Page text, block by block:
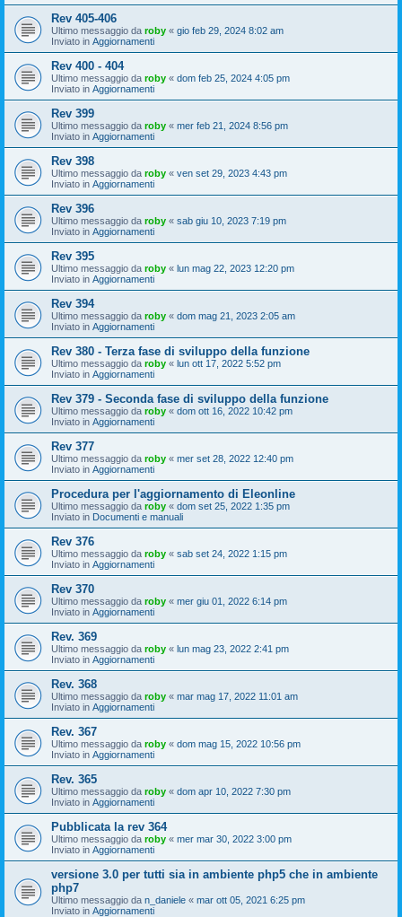
Rev 405-406
Ultimo messaggio da roby « gio feb 29, 2024 8:02 am
Inviato in Aggiornamenti
Rev 400 - 404
Ultimo messaggio da roby « dom feb 25, 2024 4:05 pm
Inviato in Aggiornamenti
Rev 399
Ultimo messaggio da roby « mer feb 21, 2024 8:56 pm
Inviato in Aggiornamenti
Rev 398
Ultimo messaggio da roby « ven set 29, 2023 4:43 pm
Inviato in Aggiornamenti
Rev 396
Ultimo messaggio da roby « sab giu 10, 2023 7:19 pm
Inviato in Aggiornamenti
Rev 395
Ultimo messaggio da roby « lun mag 22, 2023 12:20 pm
Inviato in Aggiornamenti
Rev 394
Ultimo messaggio da roby « dom mag 21, 2023 2:05 am
Inviato in Aggiornamenti
Rev 380 - Terza fase di sviluppo della funzione
Ultimo messaggio da roby « lun ott 17, 2022 5:52 pm
Inviato in Aggiornamenti
Rev 379 - Seconda fase di sviluppo della funzione
Ultimo messaggio da roby « dom ott 16, 2022 10:42 pm
Inviato in Aggiornamenti
Rev 377
Ultimo messaggio da roby « mer set 28, 2022 12:40 pm
Inviato in Aggiornamenti
Procedura per l'aggiornamento di Eleonline
Ultimo messaggio da roby « dom set 25, 2022 1:35 pm
Inviato in Documenti e manuali
Rev 376
Ultimo messaggio da roby « sab set 24, 2022 1:15 pm
Inviato in Aggiornamenti
Rev 370
Ultimo messaggio da roby « mer giu 01, 2022 6:14 pm
Inviato in Aggiornamenti
Rev. 369
Ultimo messaggio da roby « lun mag 23, 2022 2:41 pm
Inviato in Aggiornamenti
Rev. 368
Ultimo messaggio da roby « mar mag 17, 2022 11:01 am
Inviato in Aggiornamenti
Rev. 367
Ultimo messaggio da roby « dom mag 15, 2022 10:56 pm
Inviato in Aggiornamenti
Rev. 365
Ultimo messaggio da roby « dom apr 10, 2022 7:30 pm
Inviato in Aggiornamenti
Pubblicata la rev 364
Ultimo messaggio da roby « mer mar 30, 2022 3:00 pm
Inviato in Aggiornamenti
versione 3.0 per tutti sia in ambiente php5 che in ambiente
php7
Ultimo messaggio da n_daniele « mar ott 05, 2021 6:25 pm
Inviato in Aggiornamenti